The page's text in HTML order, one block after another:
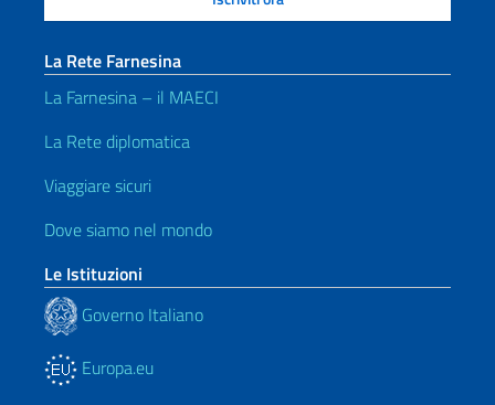
La Rete Farnesina
La Farnesina – il MAECI
La Rete diplomatica
Viaggiare sicuri
Dove siamo nel mondo
Le Istituzioni
Governo Italiano
Europa.eu